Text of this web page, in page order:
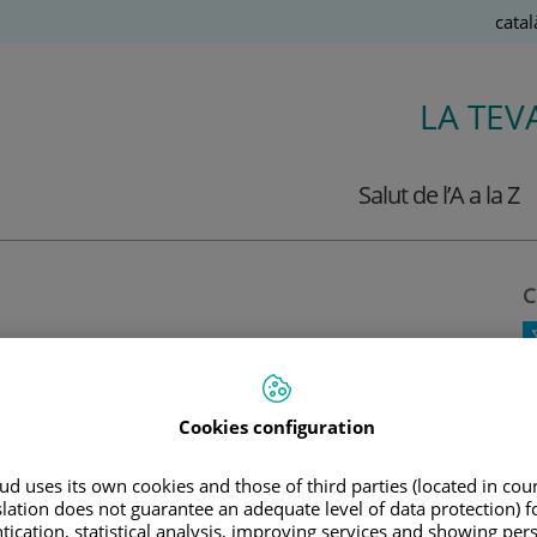
LA
Salut de l’A a la Z
pies en verano, si eres
Teknon, el Dr. Mayral, nos explica
durante los meses de calor y
Cookies configuration
uses its own cookies and those of third parties (located in
does not guarantee an adequate level of data protection)
statistical analysis, improving services and showing